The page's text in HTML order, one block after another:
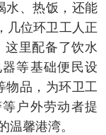
水、热饭，还能
几位环卫工人正
这里配备了饮水
等基础便民设
物品，为环卫工
户外劳动者提
温馨港湾。